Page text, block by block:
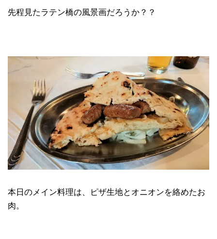
先程見たラテン橋の風景画だろうか？？
本日のメイン料理は、ピザ生地とオニオンを絡めたお
肉。